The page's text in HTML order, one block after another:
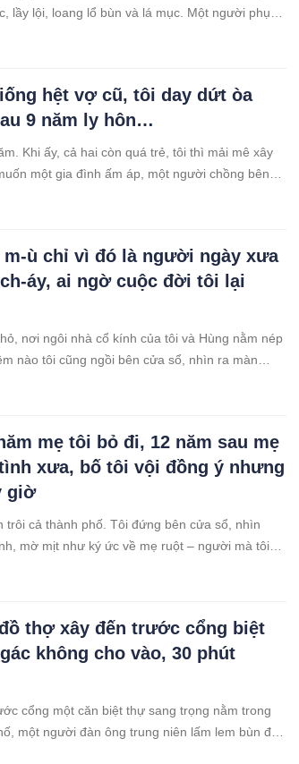
lầy lội, loang lổ bùn và lá mục. Một người phụ
hệt vợ cũ, tôi day dứt òa
9 năm ly hôn…
Khi ấy, cả hai còn quá trẻ, tôi thì mải mê xây
một gia đình ấm áp, một người chồng bên
m-ù chỉ vì đó là người ngày xưa
áy, ai ngờ cuộc đời tôi lại
nơi ngôi nhà cổ kính của tôi và Hùng nằm nép
nào tôi cũng ngồi bên cửa sổ, nhìn ra màn
mẹ tôi bỏ đi, 12 năm sau mẹ
xưa, bố tôi vội đồng ý nhưng
giờ
trôi cả thành phố. Tôi đứng bên cửa sổ, nhìn
mờ mịt như ký ức về mẹ ruột – người mà tôi
thợ xây đến trước cổng biệt
không cho vào, 30 phút
cổng một căn biệt thự sang trọng nằm trong
một người đàn ông trung niên lấm lem bùn đất